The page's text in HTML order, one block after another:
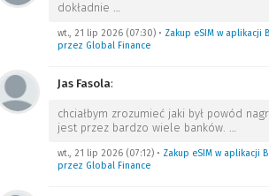
dokładnie …
wt., 21 lip 2026 (07:30) • Zakup eSIM w aplikacji
przez Global Finance
Jas Fasola:
chciałbym zrozumieć jaki był powód
jest przez bardzo wiele banków. …
wt., 21 lip 2026 (07:12) • Zakup eSIM w aplikacji
przez Global Finance